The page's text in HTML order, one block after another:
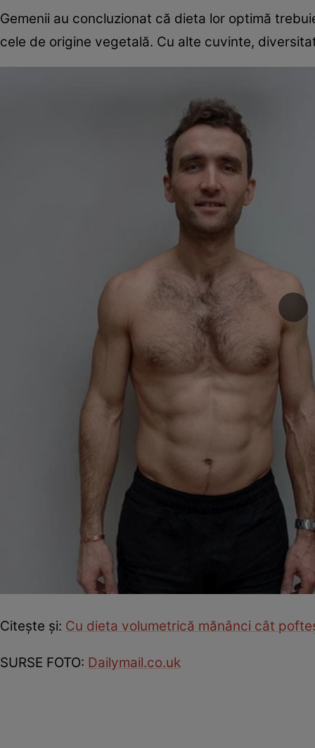
Gemenii au concluzionat că dieta lor optimă
cele de origine vegetală. Cu alte cuvinte,
Citeşte şi: Cu dieta volumetrică mănânci cât
SURSE FOTO: Dailymail.co.uk